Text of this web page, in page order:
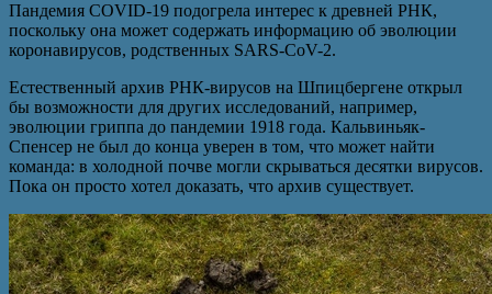
Пандемия COVID-19 подогрела интерес к древней РНК,
поскольку она может содержать информацию об эволюции
коронавирусов, родственных SARS-CoV-2.
Естественный архив РНК-вирусов на Шпицбергене открыл
бы возможности для других исследований, например,
эволюции гриппа до пандемии 1918 года. Кальвиньяк-
Спенсер не был до конца уверен в том, что может найти
команда: в холодной почве могли скрываться десятки вирусов.
Пока он просто хотел доказать, что архив существует.